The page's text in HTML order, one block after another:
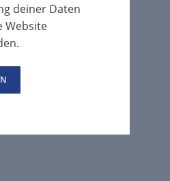
deiner Daten
Website